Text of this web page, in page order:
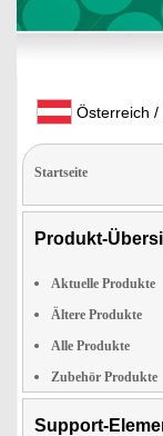
Österreich /
Startseite
Produkt-
Aktuelle Produkte
Ältere Produkte
Alle Produkte
Zubehör Produkte
Support-